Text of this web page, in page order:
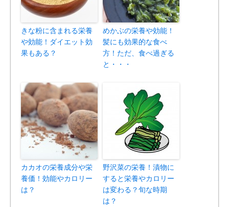
きな粉に含まれる栄養
や効能！ダイエット効
果もある？
めかぶの栄養や効能！
髪にも効果的な食べ
方！ただ、食べ過ぎる
と・・・
カカオの栄養成分や栄
養価！効能やカロリー
は？
野沢菜の栄養！漬物に
すると栄養やカロリー
は変わる？旬な時期
は？